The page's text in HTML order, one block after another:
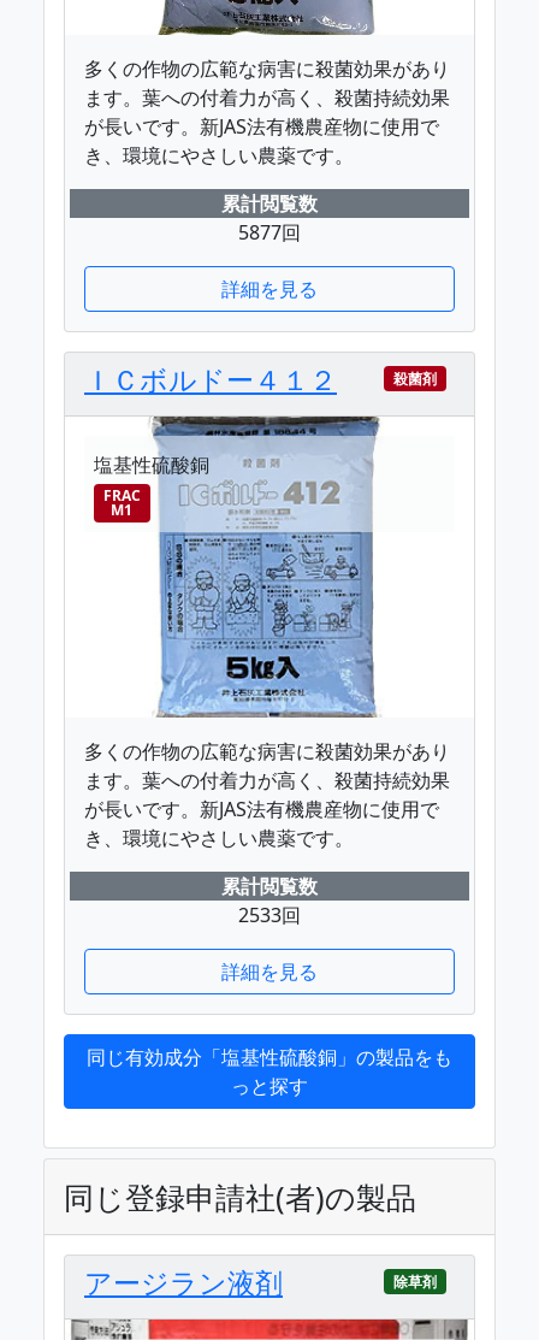
多くの作物の広範な病害に殺菌効果があり
ます。葉への付着力が高く、殺菌持続効果
が長いです。新JAS法有機農産物に使用で
き、環境にやさしい農薬です。
累計閲覧数
5877回
詳細を見る
ＩＣボルドー４１２ 殺菌剤
塩基性硫酸銅
FRAC
M1
多くの作物の広範な病害に殺菌効果があり
ます。葉への付着力が高く、殺菌持続効果
が長いです。新JAS法有機農産物に使用で
き、環境にやさしい農薬です。
累計閲覧数
2533回
詳細を見る
同じ有効成分「塩基性硫酸銅」の製品をも
っと探す
同じ登録申請社(者)の製品
アージラン液剤 除草剤